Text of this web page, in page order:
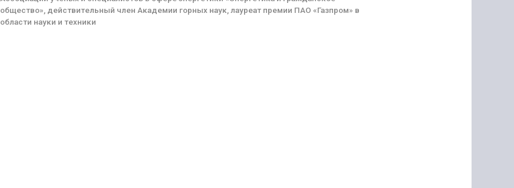
общество», действительный член Академии горных наук, лауреат премии ПАО «Газпром» в
области науки и техники